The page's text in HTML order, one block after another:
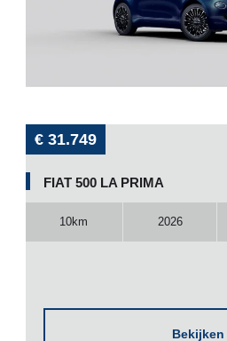
€ 31.749
FIAT 500 LA PRIMA
10km 2026
Bekijken